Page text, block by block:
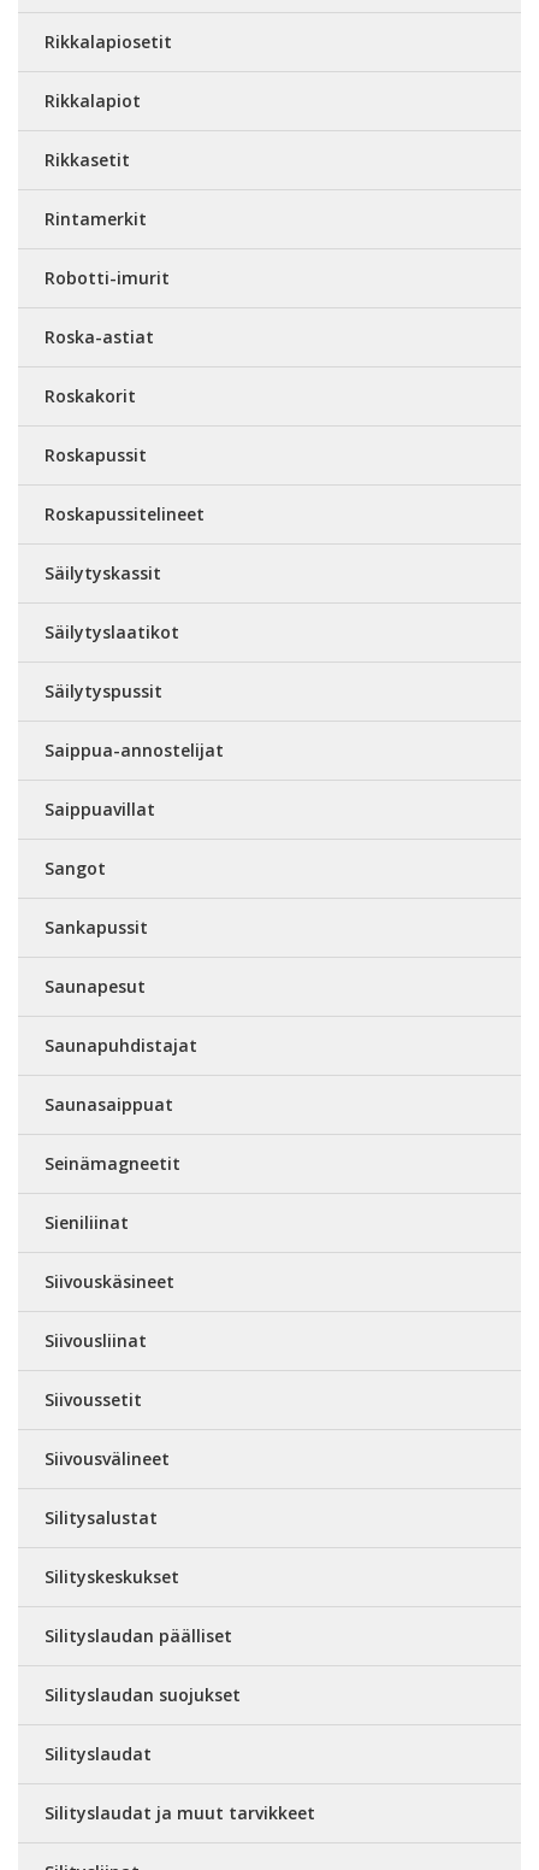
Rikkalapiosetit
Rikkalapiot
Rikkasetit
Rintamerkit
Robotti-imurit
Roska-astiat
Roskakorit
Roskapussit
Roskapussitelineet
Säilytyskassit
Säilytyslaatikot
Säilytyspussit
Saippua-annostelijat
Saippuavillat
Sangot
Sankapussit
Saunapesut
Saunapuhdistajat
Saunasaippuat
Seinämagneetit
Sieniliinat
Siivouskäsineet
Siivousliinat
Siivoussetit
Siivousvälineet
Silitysalustat
Silityskeskukset
Silityslaudan päälliset
Silityslaudan suojukset
Silityslaudat
Silityslaudat ja muut tarvikkeet